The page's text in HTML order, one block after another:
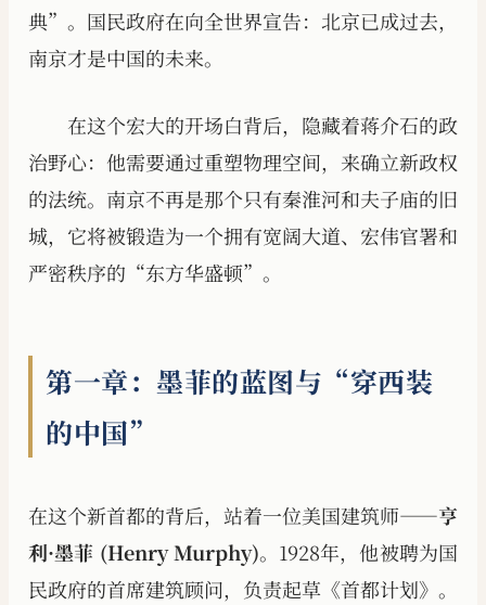
典”。国民政府在向全世界宣告：北京已成过去，
南京才是中国的未来。
在这个宏大的开场白背后，隐藏着蒋介石的政
治野心：他需要通过重塑物理空间，来确立新政权
的法统。南京不再是那个只有秦淮河和夫子庙的旧
城，它将被锻造为一个拥有宽阔大道、宏伟官署和
严密秩序的“东方华盛顿”。
第一章：墨菲的蓝图与“穿西装
的中国”
在这个新首都的背后，站着一位美国建筑师——亨
利·墨菲 (Henry Murphy)。1928年，他被聘为国
民政府的首席建筑顾问，负责起草《首都计划》。